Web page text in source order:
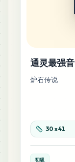
通灵最强音
炉石传说
30 x41
初級